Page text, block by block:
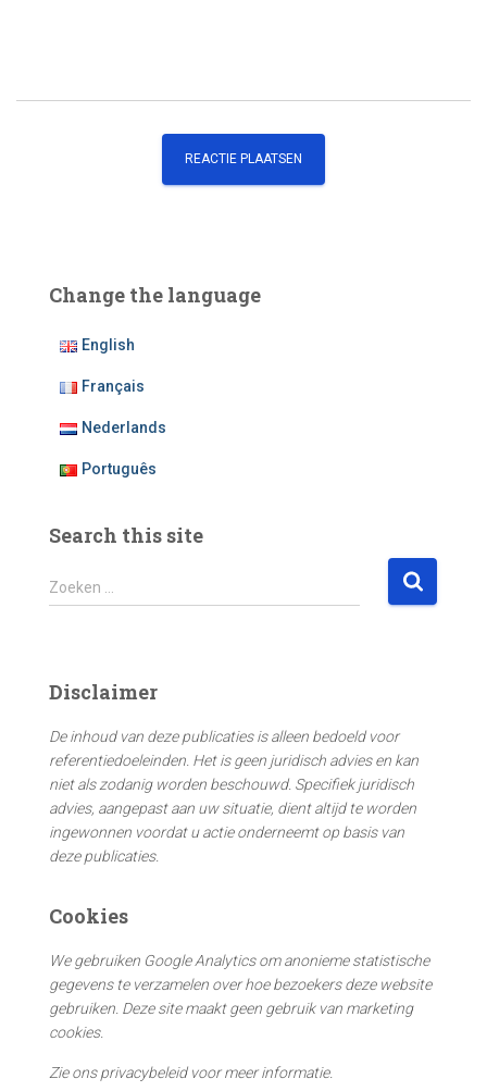
Change the language
English
Français
Nederlands
Português
Search this site
Z
o
n
a
a
r
:
Zoeken …
Disclaimer
De inhoud van deze publicaties is alleen bedoeld voor
referentiedoeleinden. Het is geen juridisch advies en kan
niet als zodanig worden beschouwd. Specifiek juridisch
advies, aangepast aan uw situatie, dient altijd te worden
ingewonnen voordat u actie onderneemt op basis van
deze publicaties.
Cookies
We gebruiken Google Analytics om anonieme statistische
gegevens te verzamelen over hoe bezoekers deze website
gebruiken. Deze site maakt geen gebruik van marketing
cookies.
Zie ons privacybeleid voor meer informatie.